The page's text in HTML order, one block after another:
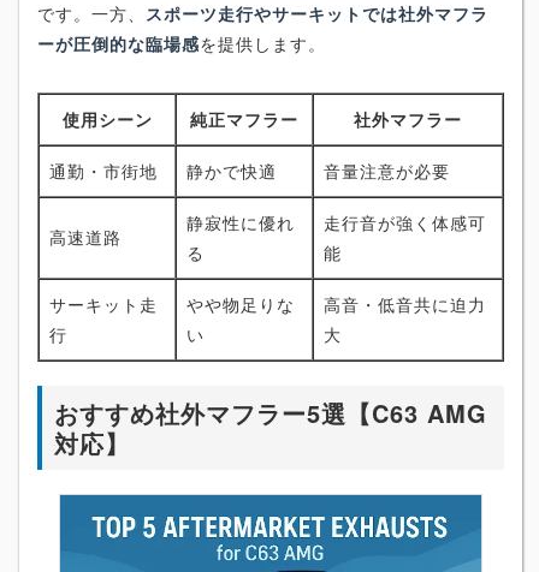
です。一方、 スポーツ走行やサーキットでは社外マフラ
ーが圧倒的な臨場感を提供します。
使用シーン 純正マフラー 社外マフラー
通勤・市街地 静かで快適 音量注意が必要
高速道路
静寂性に優れ
る
走行音が強く体感可
能
サーキット走
行
やや物足りな
い
高音・低音共に迫力
大
おすすめ社外マフラー5選【C63 AMG
対応】